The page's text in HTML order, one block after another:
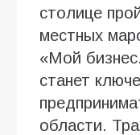
столице
местных
«Мой
станет
области.